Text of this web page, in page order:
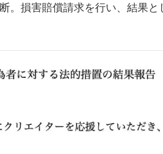
。損害賠償請求を行い、結果